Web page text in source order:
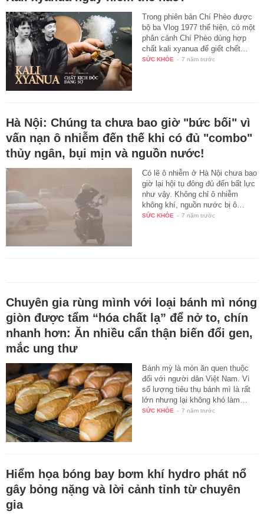
Trong phiên bản Chí Phèo được
bộ ba Vlog 1977 thể hiện, có một
phân cảnh Chí Phèo dùng hợp
chất kali xyanua để giết chết…
SỨC KHỎE - 7 năm trước
Hà Nội: Chúng ta chưa bao giờ "bức bối" vì
vấn nạn ô nhiễm đến thế khi có đủ "combo"
thủy ngân, bụi mịn và nguồn nước!
Có lẽ ô nhiễm ở Hà Nội chưa bao
giờ lại hội tụ đông đủ đến bất lực
như vậy. Không chỉ ô nhiễm
không khí, nguồn nước bị ô…
SỨC KHỎE - 7 năm trước
Chuyên gia rùng mình với loại bánh mì nóng
giòn được tẩm “hóa chất lạ” để nở to, chín
nhanh hơn: Ăn nhiều cẩn thận biến đổi gen,
mắc ung thư
Bánh mỳ là món ăn quen thuộc
đối với người dân Việt Nam. Vì
số lượng tiêu thụ bánh mì là rất
lớn nhưng lại không khó làm…
SỨC KHỎE - 7 năm trước
Hiểm họa bóng bay bơm khí hydro phát nổ
gây bỏng nặng và lời cảnh tỉnh từ chuyên
gia